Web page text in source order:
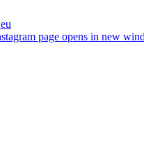
page opens in new